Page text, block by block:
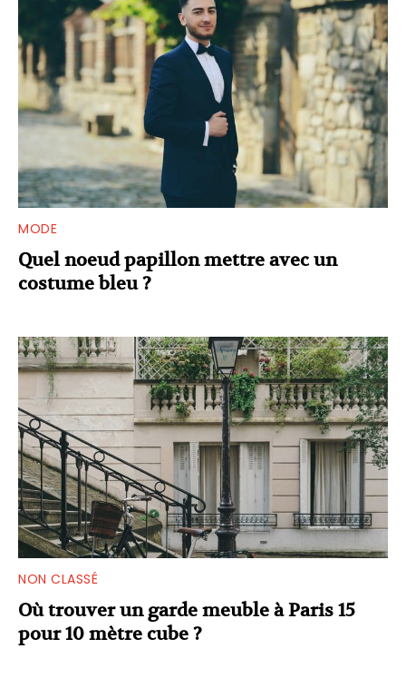
MODE
Quel noeud papillon mettre avec un
costume bleu ?
NON CLASSÉ
Où trouver un garde meuble à Paris 15
pour 10 mètre cube ?